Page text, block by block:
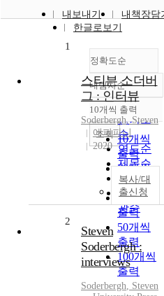
내보내기
내책장담
한글로보기
정확도순
정확도
순
인기도
순
연도순
제목순
저자순
발행기
관순
내림차순
내림차순
10개씩 출력
10개씩
출력
20개씩
출력
30개씩
출력
50개씩
출력
100개씩
출력
조회
1
스티븐 소더버
그 : 인터뷰
Soderbergh, Steven
에피파니
2020
복사/대
출신청
2
Steven
Soderbergh :
interviews
Soderbergh, Steven